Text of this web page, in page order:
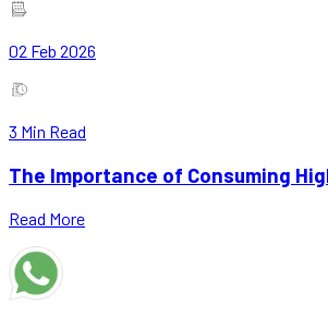
02 Feb 2026
3 Min Read
The Importance of Consuming
Read More